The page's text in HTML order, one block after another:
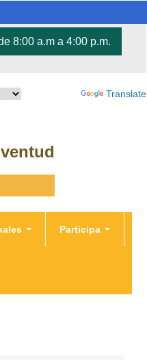
8:00 a.m a 4:00 p.m.
Translate
Participa